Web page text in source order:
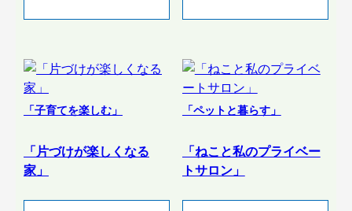
「子育てを楽しむ」
「片づけが楽しくなる
家」
「ペットと暮らす」
「ねこと私のプライベー
トサロン」